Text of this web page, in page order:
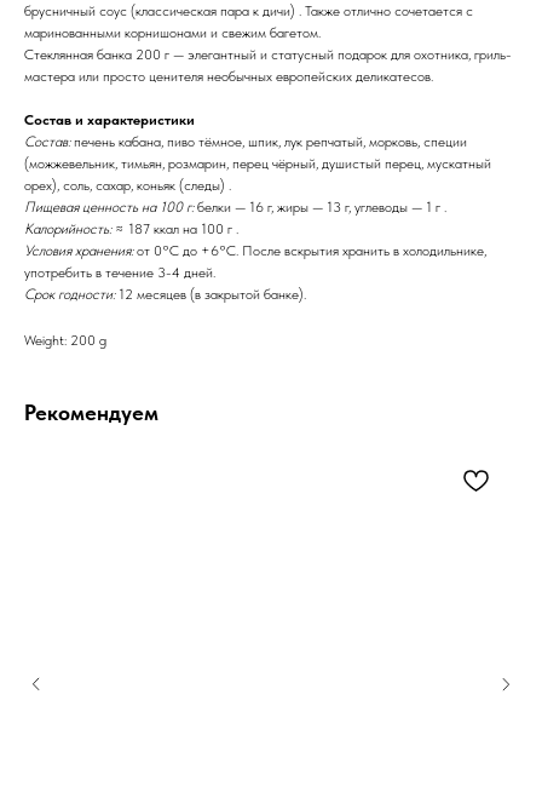
брусничный соус (классическая пара к дичи) . Также отлично сочетается с
маринованными корнишонами и свежим багетом.
Стеклянная банка 200 г — элегантный и статусный подарок для охотника, гриль-
мастера или просто ценителя необычных европейских деликатесов.
Состав и характеристики
Состав:печень кабана, пиво тёмное, шпик, лук репчатый, морковь, специи
(можжевельник, тимьян, розмарин, перец чёрный, душистый перец, мускатный
орех), соль, сахар, коньяк (следы) .
Пищевая ценность на 100 г:белки — 16 г, жиры — 13 г, углеводы — 1 г .
Калорийность:≈ 187 ккал на 100 г .
Условия хранения:от 0°C до +6°C. После вскрытия хранить в холодильнике,
употребить в течение 3-4 дней.
Срок годности:12 месяцев (в закрытой банке).
Weight: 200 g
Рекомендуем